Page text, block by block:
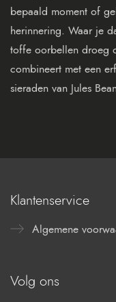
bepaald moment of
herinnering. Waar je
toffe oorbellen droeg
combineert met een
sieraden van Jules
Klantenservice
Algemene
Volg ons